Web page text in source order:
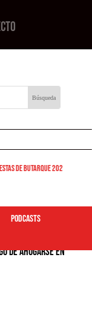
de Butarque 2026
podcasts
de ahogarse en